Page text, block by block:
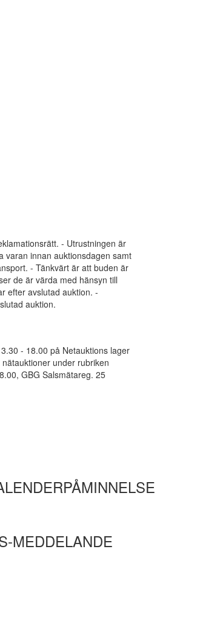
- Utrustningen är
varan innan auktionsdagen samt
- Tänkvärt är att buden är
de är värda med hänsyn till
efter avslutad auktion. -
auktion.
- 18.00 på Netauktions lager
under rubriken
GBG Salsmätareg. 25
MEDDELANDE